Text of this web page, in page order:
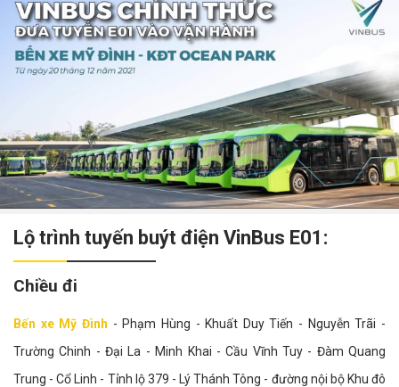
Lộ trình tuyến buýt điện VinBus E01:
Chiều đi
Bến xe Mỹ Đình - Phạm Hùng - Khuất Duy Tiến - Nguyễn Trãi -
Trường Chinh - Đại La - Minh Khai - Cầu Vĩnh Tuy - Đàm Quang
Trung - Cổ Linh - Tỉnh lộ 379 - Lý Thánh Tông - đường nội bộ Khu đô